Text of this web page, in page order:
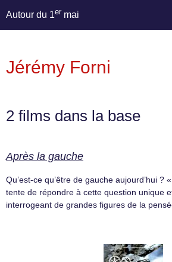
Autour du 1er mai
Jérémy Forni
2 films dans la base
Après la gauche
Qu’est-ce qu’être de gauche aujourd’hui ?
tente de répondre à cette question unique
interrogeant de grandes figures de la